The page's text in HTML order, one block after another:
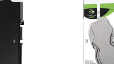
läsning/skrivning ger
med stilig kylning, plus RGB-